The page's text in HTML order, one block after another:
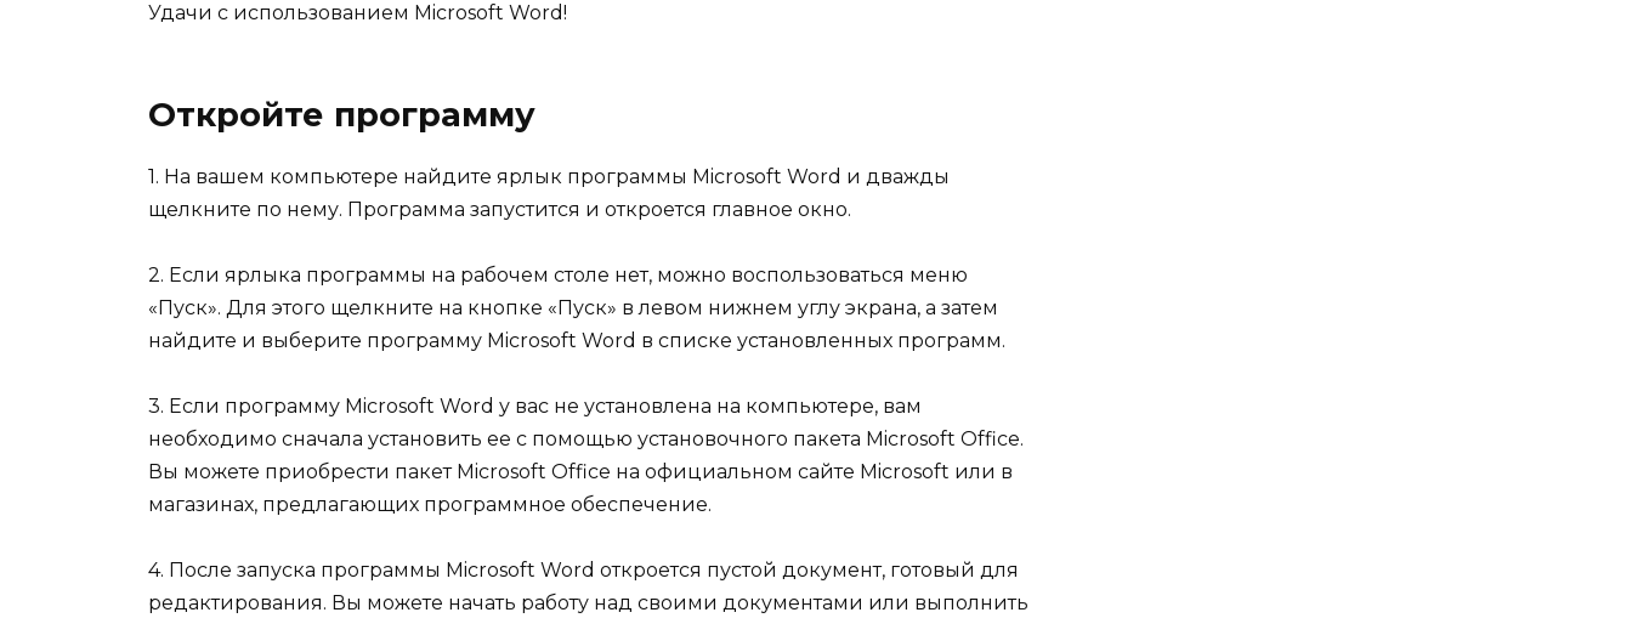
Удачи с использованием Microsoft Word!
Откройте программу
1. На вашем компьютере найдите ярлык программы Microsoft Word и дважды
щелкните по нему. Программа запустится и откроется главное окно.
2. Если ярлыка программы на рабочем столе нет, можно воспользоваться меню
«Пуск». Для этого щелкните на кнопке «Пуск» в левом нижнем углу экрана, а затем
найдите и выберите программу Microsoft Word в списке установленных программ.
3. Если программу Microsoft Word у вас не установлена на компьютере, вам
необходимо сначала установить ее с помощью установочного пакета Microsoft Office.
Вы можете приобрести пакет Microsoft Office на официальном сайте Microsoft или в
магазинах, предлагающих программное обеспечение.
4. После запуска программы Microsoft Word откроется пустой документ, готовый для
редактирования. Вы можете начать работу над своими документами или выполнить